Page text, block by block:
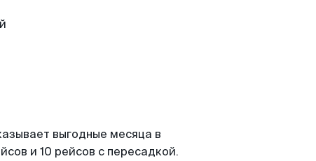
выгодные месяца в
и 10 рейсов с пересадкой.